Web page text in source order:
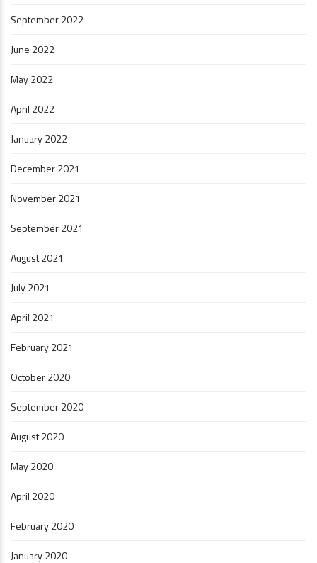
September 2022
June 2022
May 2022
April 2022
January 2022
December 2021
November 2021
September 2021
August 2021
July 2021
April 2021
February 2021
October 2020
September 2020
August 2020
May 2020
April 2020
February 2020
January 2020